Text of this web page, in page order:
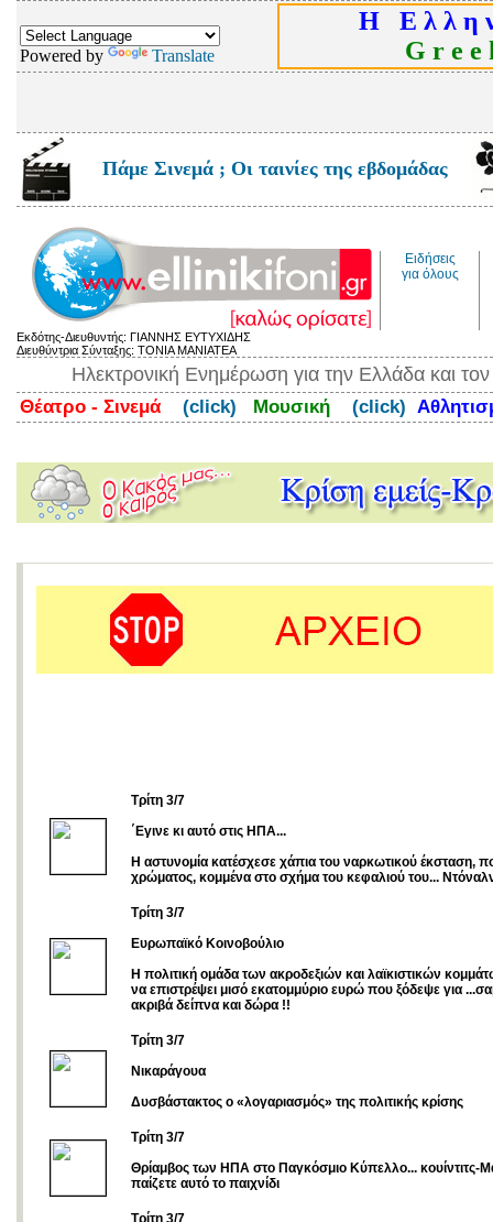
Powered by Translate
Η Ε λ λ η
G r e e
Πάμε Σινεμά ; Οι ταινίες της εβδομάδας
Ειδήσεις
για όλους
Εκδότης-Διευθυντής: ΓΙΑΝΝΗΣ ΕΥΤΥΧΙΔΗΣ
Διευθύντρια Σύνταξης: ΤΟΝΙΑ ΜΑΝΙΑΤΕΑ
Ηλεκτρονική Ενημέρωση για την Ελλάδα και
Θέατρο - Σινεμά (click) Μουσική (click)
Τρίτη 3/7
΄Εγινε κι αυτό στις ΗΠΑ...
Η αστυνομία κατέσχεσε χάπια του ναρκωτικού έκσταση,
χρώματος, κομμένα στο σχήμα του κεφαλιού του...
Τρίτη 3/7
Ευρωπαϊκό Κοινοβούλιο
Η πολιτική ομάδα των ακροδεξιών και λαϊκιστικών
να επιστρέψει μισό εκατομμύριο ευρώ που ξόδεψε για
ακριβά δείπνα και δώρα !!
Τρίτη 3/7
Νικαράγουα
Δυσβάστακτος ο «λογαριασμός» της πολιτικής κρίσης
Τρίτη 3/7
Θρίαμβος των ΗΠΑ στο Παγκόσμιο Κύπελλο... κουίντιτς-
παίζετε αυτό το παιχνίδι
Τρίτη 3/7